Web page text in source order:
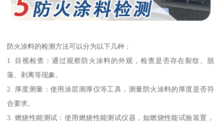
防火涂料的检测方法可以分为以下几种：
1. 目视检查：通过观察防火涂料的外观，检查是否存在裂纹、脱
落、剥离等现象。
2. 厚度测量：使用涂层测厚仪等工具，测量防火涂料的厚度是否符
合要求。
3. 燃烧性能测试：使用燃烧性能测试仪器，如燃烧性能试验装置，